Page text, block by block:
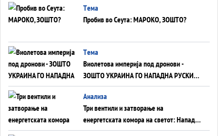
Tема
Пробив во Сеута: МАРОКО, ЗОШТО?
Tема
Виолетова империја под дронови -
ЗОШТО УКРАИНА ГО НАПАДНА РУСКИОТ
WILDBERRIES
Aнализа
Три вентили и затворање на
енергетската комора на светот: Нападот
во Суец најавува глобален енергетски